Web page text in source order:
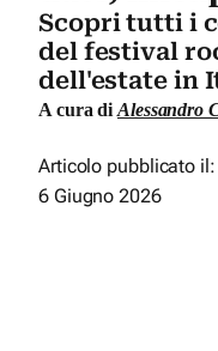
Scopri tutti i
del festival
dell'estate in
A cura di Alessandro
Articolo pubblicato il:
6 Giugno 2026